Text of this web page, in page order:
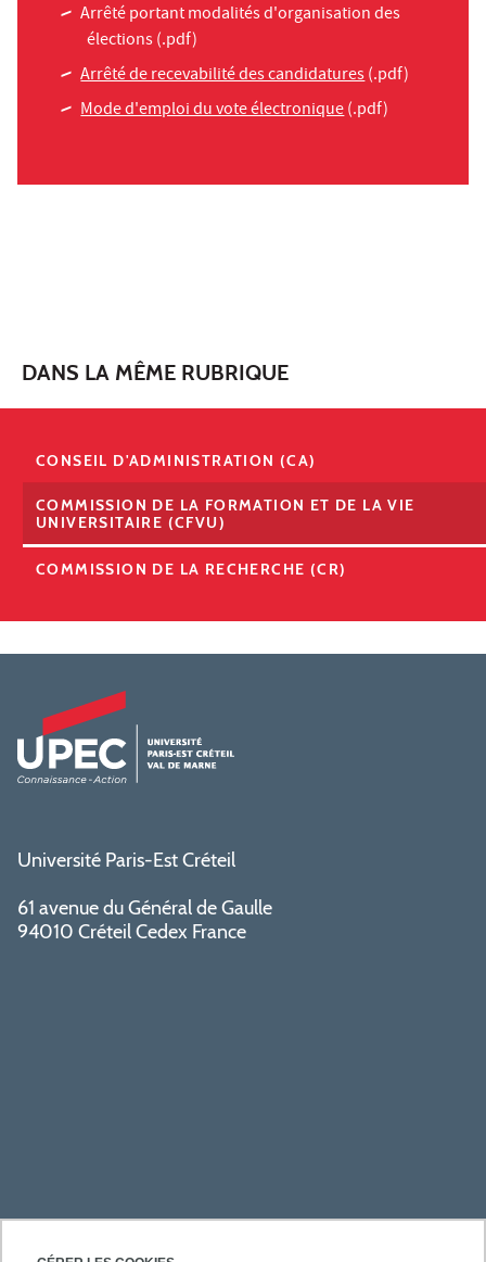
Arrêté portant modalités d'organisation des
élections(.pdf)
Arrêté de recevabilité des candidatures(.pdf)
Mode d'emploi du vote électronique(.pdf)
DANS LA MÊME RUBRIQUE
CONSEIL D'ADMINISTRATION (CA)
COMMISSION DE LA FORMATION ET DE LA VIE
UNIVERSITAIRE (CFVU)
COMMISSION DE LA RECHERCHE (CR)
Université Paris-Est Créteil
61 avenue du Général de Gaulle
94010 Créteil Cedex France